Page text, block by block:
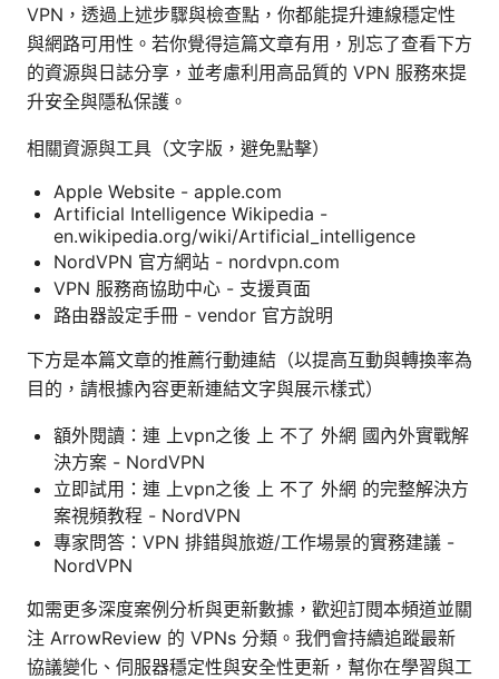
VPN，透過上述步驟與檢查點，你都能提升連線穩定性
與網路可用性。若你覺得這篇文章有用，別忘了查看下方
的資源與日誌分享，並考慮利用高品質的 VPN 服務來提
升安全與隱私保護。
相關資源與工具（文字版，避免點擊）
Apple Website - apple.com
Artificial Intelligence Wikipedia -
en.wikipedia.org/wiki/Artificial_intelligence
NordVPN 官方網站 - nordvpn.com
VPN 服務商協助中心 - 支援頁面
路由器設定手冊 - vendor 官方說明
下方是本篇文章的推薦行動連結（以提高互動與轉換率為
目的，請根據內容更新連結文字與展示樣式）
額外閱讀：連 上vpn之後 上 不了 外網 國內外實戰解
決方案 - NordVPN
立即試用：連 上vpn之後 上 不了 外網 的完整解決方
案視頻教程 - NordVPN
專家問答：VPN 排錯與旅遊/工作場景的實務建議 -
NordVPN
如需更多深度案例分析與更新數據，歡迎訂閱本頻道並關
注 ArrowReview 的 VPNs 分類。我們會持續追蹤最新
協議變化、伺服器穩定性與安全性更新，幫你在學習與工